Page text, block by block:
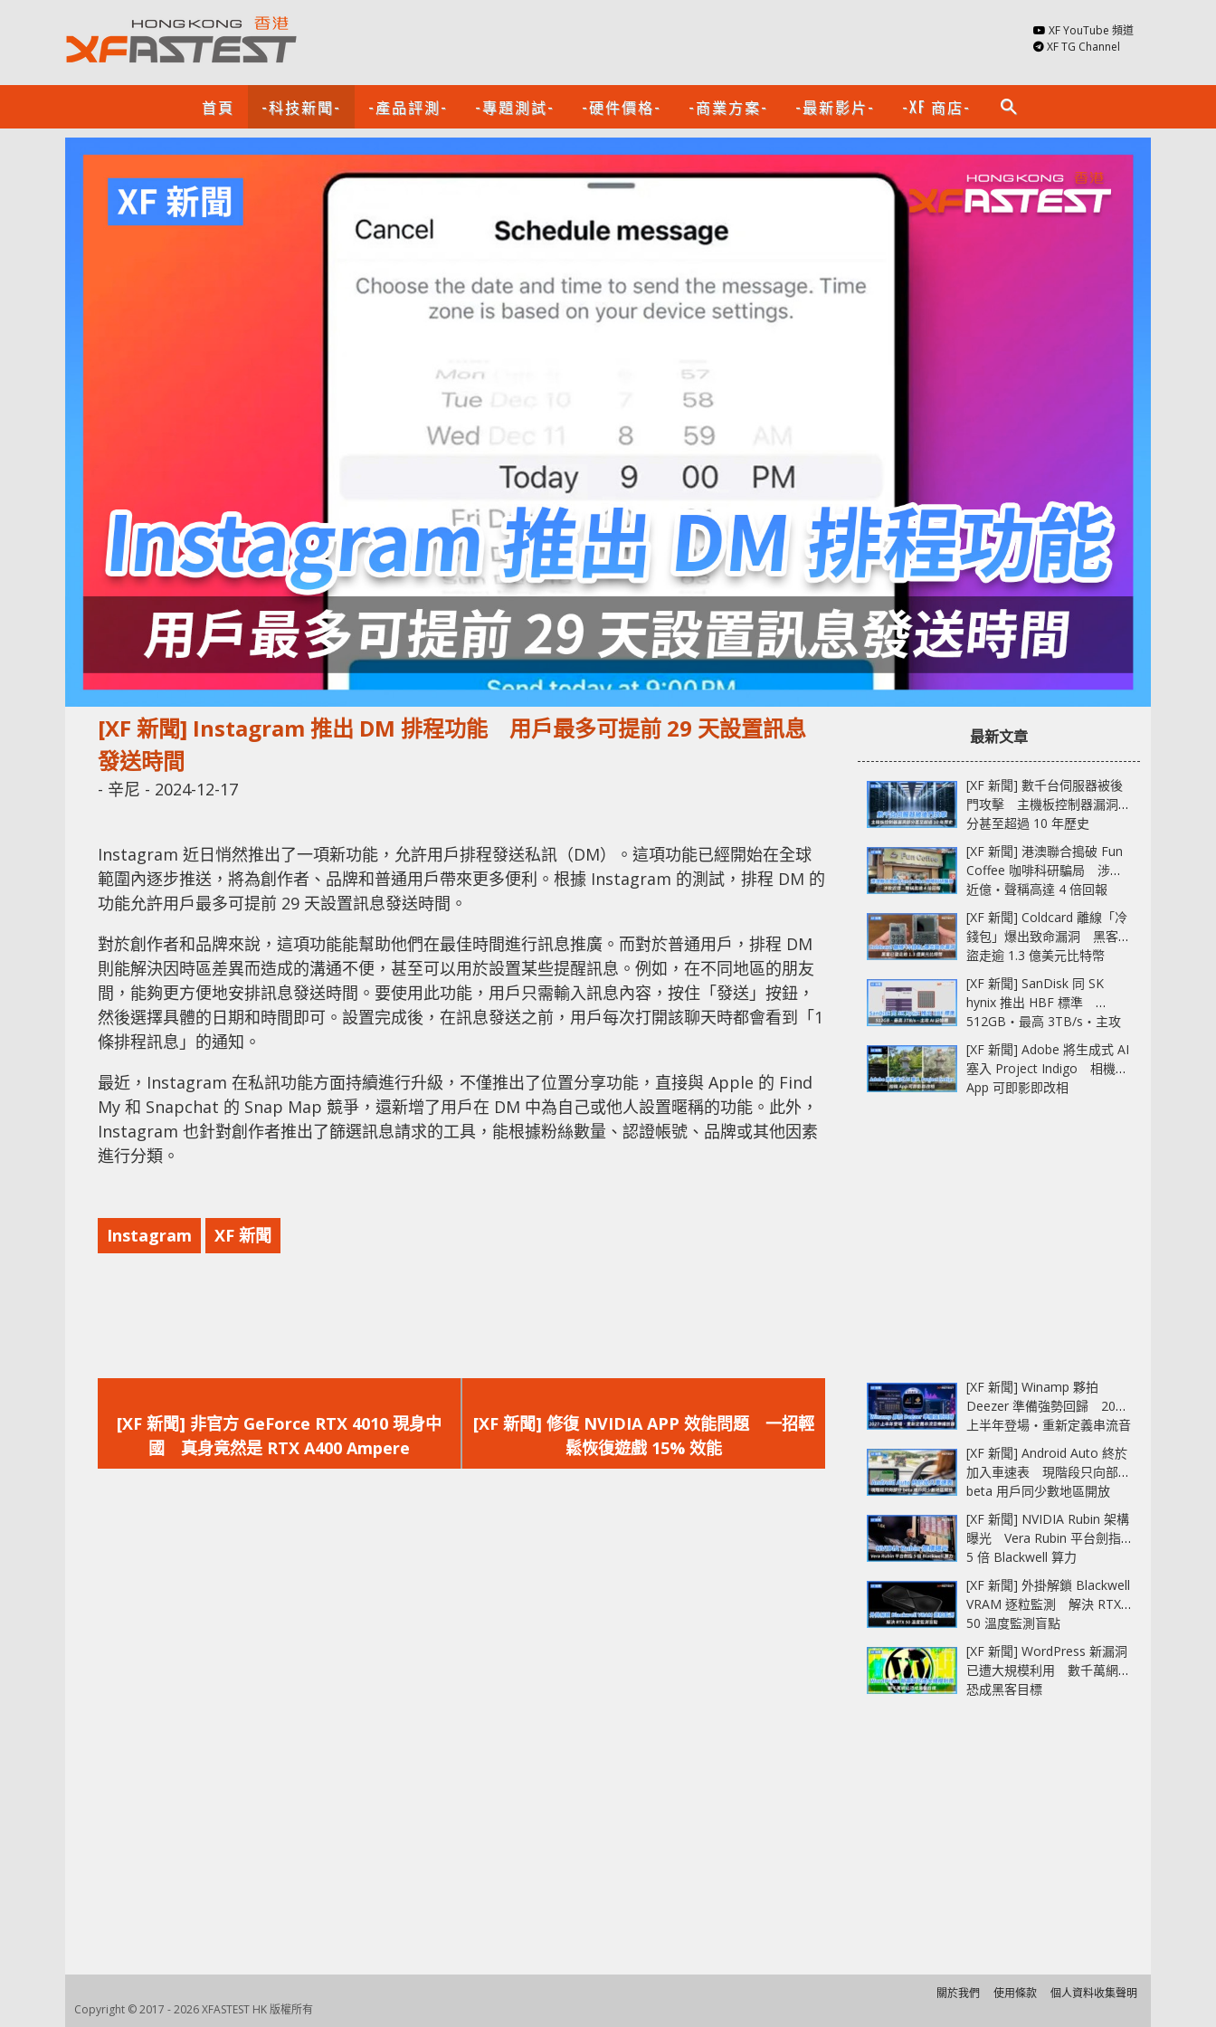
XF YouTube 頻道
XF TG Channel
首頁 -科技新聞- -產品評測- -專題測試- -硬件價格- -商業方案- -最新影片- -XF 商店- search
[XF 新聞] Instagram 推出 DM 排程功能 用戶最多可提前 29 天設置訊息
發送時間
- 辛尼 - 2024-12-17
Instagram 近日悄然推出了一項新功能，允許用戶排程發送私訊（DM）。這項功能已經開始在全球
範圍內逐步推送，將為創作者、品牌和普通用戶帶來更多便利。根據 Instagram 的測試，排程 DM 的
功能允許用戶最多可提前 29 天設置訊息發送時間。
對於創作者和品牌來說，這項功能能幫助他們在最佳時間進行訊息推廣。而對於普通用戶，排程 DM
則能解決因時區差異而造成的溝通不便，甚至可以用於設置某些提醒訊息。例如，在不同地區的朋友
間，能夠更方便地安排訊息發送時間。要使用此功能，用戶只需輸入訊息內容，按住「發送」按鈕，
然後選擇具體的日期和時間即可。設置完成後，在訊息發送之前，用戶每次打開該聊天時都會看到「1
條排程訊息」的通知。
最近，Instagram 在私訊功能方面持續進行升級，不僅推出了位置分享功能，直接與 Apple 的 Find
My 和 Snapchat 的 Snap Map 競爭，還新增了用戶在 DM 中為自己或他人設置暱稱的功能。此外，
Instagram 也針對創作者推出了篩選訊息請求的工具，能根據粉絲數量、認證帳號、品牌或其他因素
進行分類。
Instagram XF 新聞
一
篇
文
[XF 新聞] 非官方 GeForce RTX 4010 現身中
國 真身竟然是 RTX A400 Ampere
一
篇
文
[XF 新聞] 修復 NVIDIA APP 效能問題 一招輕
鬆恢復遊戲 15% 效能
最新文章
[XF 新聞] 數千台伺服器被後
門攻擊 主機板控制器漏洞部
分甚至超過 10 年歷史
[XF 新聞] 港澳聯合搗破 Fun
Coffee 咖啡科研騙局 涉款
近億‧聲稱高達 4 倍回報
[XF 新聞] Coldcard 離線「冷
錢包」爆出致命漏洞 黑客已
盜走逾 1.3 億美元比特幣
[XF 新聞] SanDisk 同 SK
hynix 推出 HBF 標準
512GB‧最高 3TB/s‧主攻
AI 記憶體
[XF 新聞] Adobe 將生成式 AI
塞入 Project Indigo 相機
App 可即影即改相
[XF 新聞] Winamp 夥拍
Deezer 準備強勢回歸 2027
上半年登場‧重新定義串流音
樂播放器
[XF 新聞] Android Auto 終於
加入車速表 現階段只向部分
beta 用戶同少數地區開放
[XF 新聞] NVIDIA Rubin 架構
曝光 Vera Rubin 平台劍指
5 倍 Blackwell 算力
[XF 新聞] 外掛解鎖 Blackwell
VRAM 逐粒監測 解決 RTX
50 溫度監測盲點
[XF 新聞] WordPress 新漏洞
已遭大規模利用 數千萬網站
恐成黑客目標
Copyright © 2017 - 2026 XFASTEST HK 版權所有
關於我們 使用條款 個人資料收集聲明